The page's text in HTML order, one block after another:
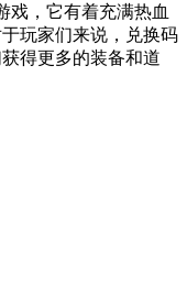
戏，它有着充满热血
玩家们来说，兑换码
得更多的装备和道